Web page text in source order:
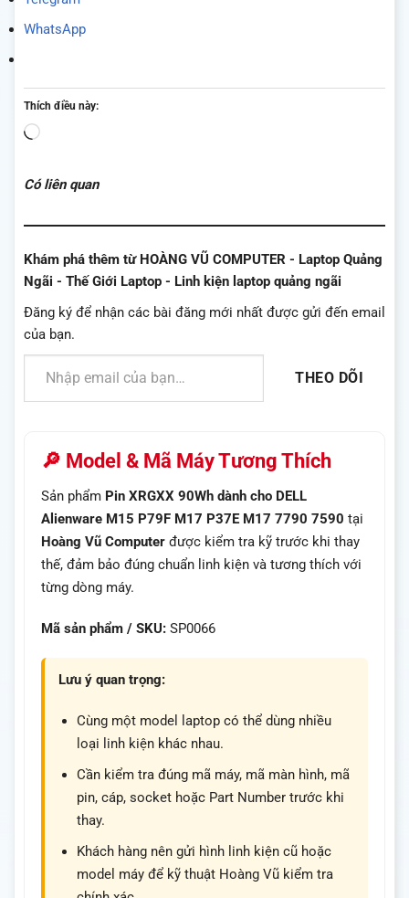
WhatsApp
Thích điều này:
Đang
Có liên quan
Khám phá thêm từ HOÀNG VŨ COMPUTER - Laptop Quảng
Ngãi - Thế Giới Laptop - Linh kiện laptop quảng ngãi
Đăng ký để nhận các bài đăng mới nhất được gửi đến email
của bạn.
Nhập email của bạn…
THEO DÕI
🔎 Model & Mã Máy Tương Thích
Sản phẩm Pin XRGXX 90Wh dành cho DELL
Alienware M15 P79F M17 P37E M17 7790 7590 tại
Hoàng Vũ Computer được kiểm tra kỹ trước khi thay
thế, đảm bảo đúng chuẩn linh kiện và tương thích với
từng dòng máy.
Mã sản phẩm / SKU: SP0066
Lưu ý quan trọng:
Cùng một model laptop có thể dùng nhiều
loại linh kiện khác nhau.
Cần kiểm tra đúng mã máy, mã màn hình, mã
pin, cáp, socket hoặc Part Number trước khi
thay.
Khách hàng nên gửi hình linh kiện cũ hoặc
model máy để kỹ thuật Hoàng Vũ kiểm tra